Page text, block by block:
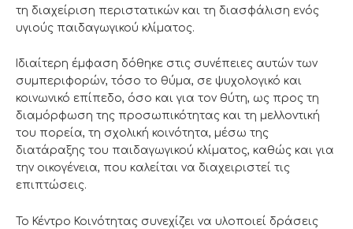
τη διαχείριση περιστατικών και τη διασφάλιση ενός
υγιούς παιδαγωγικού κλίματος.
Ιδιαίτερη έμφαση δόθηκε στις συνέπειες αυτών των
συμπεριφορών, τόσο το θύμα, σε ψυχολογικό και
κοινωνικό επίπεδο, όσο και για τον θύτη, ως προς τη
διαμόρφωση της προσωπικότητας και τη μελλοντική
του πορεία, τη σχολική κοινότητα, μέσω της
διατάραξης του παιδαγωγικού κλίματος, καθώς και για
την οικογένεια, που καλείται να διαχειριστεί τις
επιπτώσεις.
Το Κέντρο Κοινότητας συνεχίζει να υλοποιεί δράσεις